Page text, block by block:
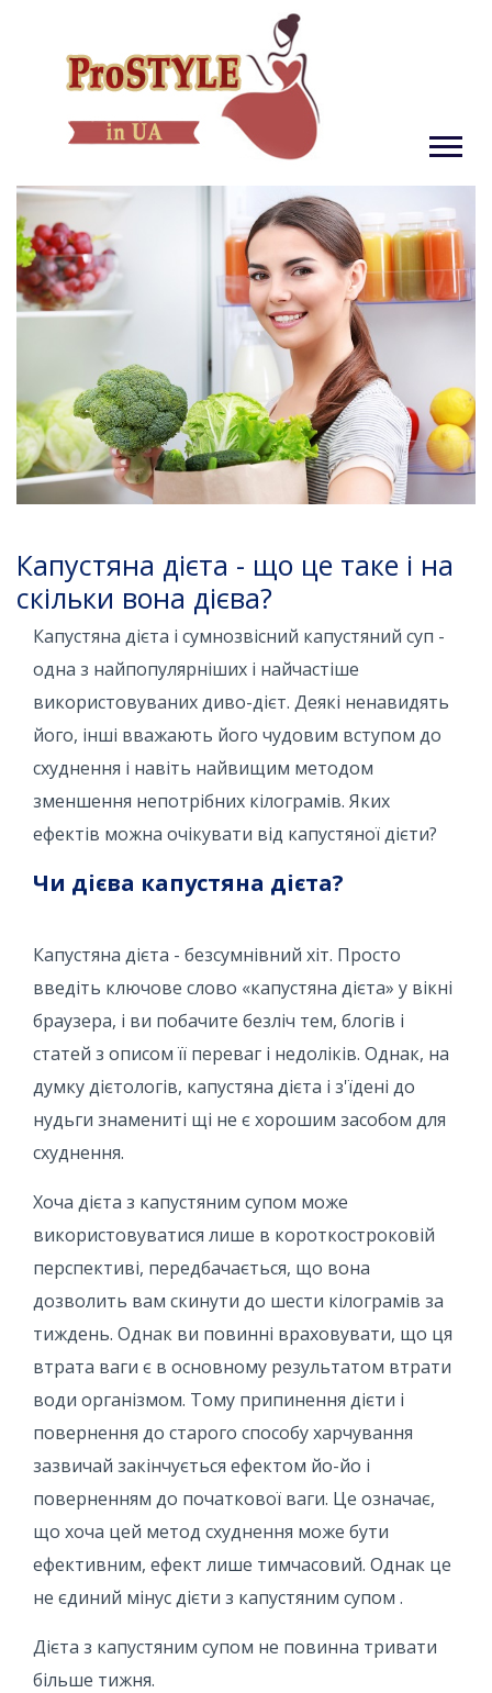
Капустяна дієта - що це таке і на
скільки вона дієва?
Капустяна дієта і сумнозвісний капустяний суп -
одна з найпопулярніших і найчастіше
використовуваних диво-дієт. Деякі ненавидять
його, інші вважають його чудовим вступом до
схуднення і навіть найвищим методом
зменшення непотрібних кілограмів. Яких
ефектів можна очікувати від капустяної дієти?
Чи дієва капустяна дієта?
Капустяна дієта - безсумнівний хіт. Просто
введіть ключове слово «капустяна дієта» у вікні
браузера, і ви побачите безліч тем, блогів і
статей з описом її переваг і недоліків. Однак, на
думку дієтологів, капустяна дієта і з'їдені до
нудьги знамениті щі не є хорошим засобом для
схуднення.
Хоча дієта з капустяним супом може
використовуватися лише в короткостроковій
перспективі, передбачається, що вона
дозволить вам скинути до шести кілограмів за
тиждень. Однак ви повинні враховувати, що ця
втрата ваги є в основному результатом втрати
води організмом. Тому припинення дієти і
повернення до старого способу харчування
зазвичай закінчується ефектом йо-йо і
поверненням до початкової ваги. Це означає,
що хоча цей метод схуднення може бути
ефективним, ефект лише тимчасовий. Однак це
не єдиний мінус дієти з капустяним супом .
Дієта з капустяним супом не повинна тривати
більше тижня.